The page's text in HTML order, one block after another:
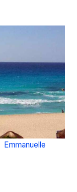
Emmanuelle